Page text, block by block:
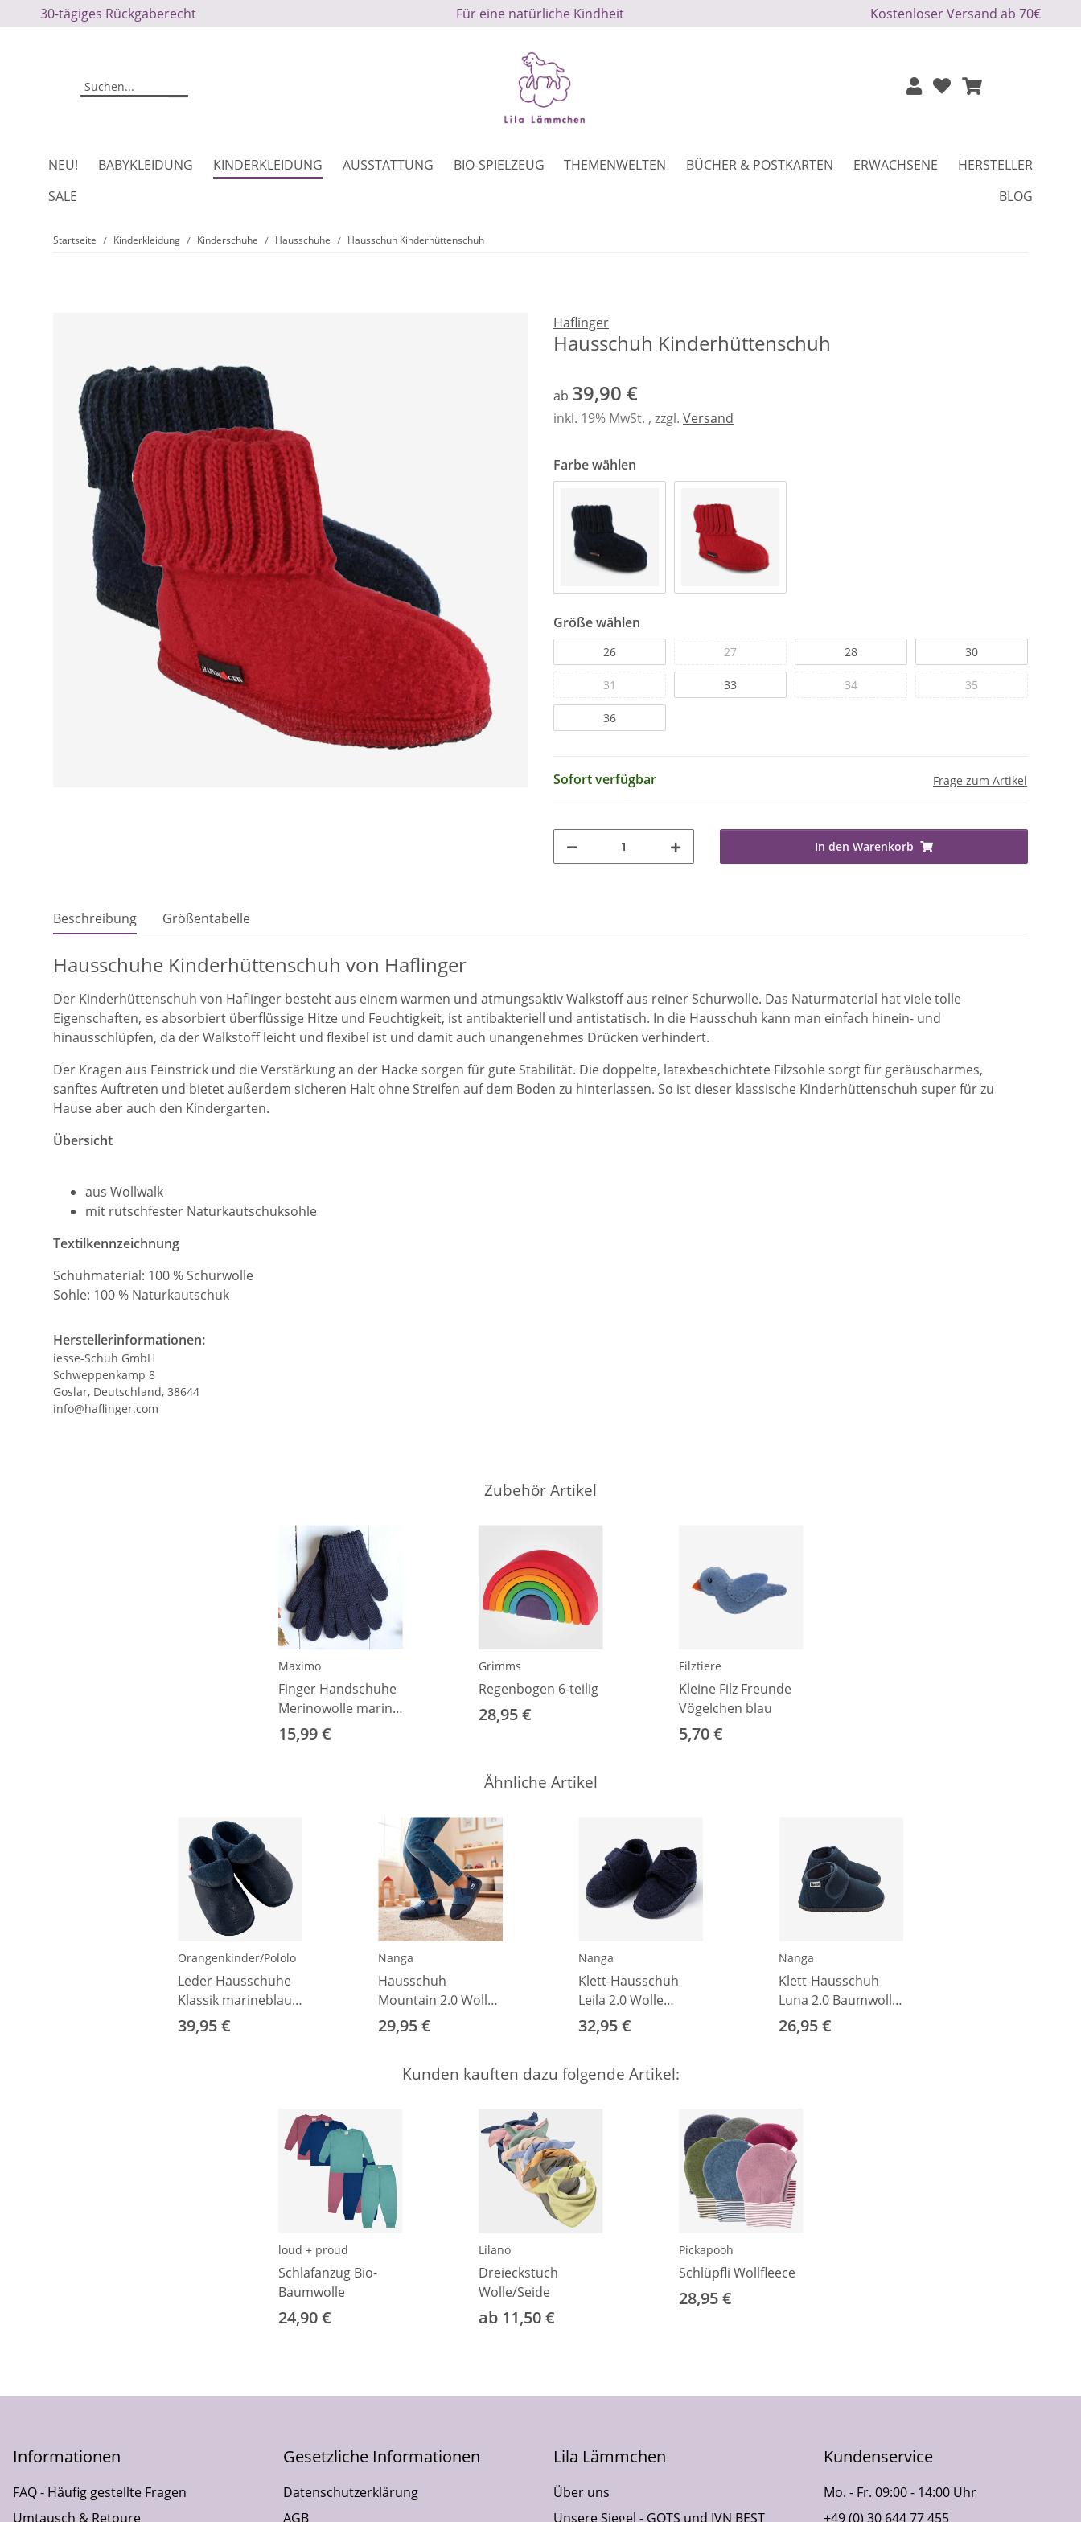
30-tägiges Rückgaberecht Für eine natürliche Kindheit Kostenloser Versand ab 70€
NEU! BABYKLEIDUNG KINDERKLEIDUNG AUSSTATTUNG BIO-SPIELZEUG THEMENWELTEN BÜCHER & POSTKARTEN ERWACHSENE
HERSTELLER
SALE
BLOG
Startseite Kinderkleidung Kinderschuhe Hausschuhe Hausschuh Kinderhüttenschuh
Haflinger
Hausschuh Kinderhüttenschuh
ab 39,90 €
inkl. 19% MwSt. , zzgl. Versand
Farbe wählen
Größe wählen
26 27 28 30
31 33 34 35
36
Sofort verfügbar Frage zum Artikel
In den Warenkorb
Beschreibung Größentabelle
Hausschuhe Kinderhüttenschuh von Haflinger
Der Kinderhüttenschuh von Haflinger besteht aus einem warmen und atmungsaktiv Walkstoff aus reiner Schurwolle. Das Naturmaterial hat viele tolle
Eigenschaften, es absorbiert überflüssige Hitze und Feuchtigkeit, ist antibakteriell und antistatisch. In die Hausschuh kann man einfach hinein- und
hinausschlüpfen, da der Walkstoff leicht und flexibel ist und damit auch unangenehmes Drücken verhindert.
Der Kragen aus Feinstrick und die Verstärkung an der Hacke sorgen für gute Stabilität. Die doppelte, latexbeschichtete Filzsohle sorgt für geräuscharmes,
sanftes Auftreten und bietet außerdem sicheren Halt ohne Streifen auf dem Boden zu hinterlassen. So ist dieser klassische Kinderhüttenschuh super für zu
Hause aber auch den Kindergarten.
Übersicht
aus Wollwalk
mit rutschfester Naturkautschuksohle
Textilkennzeichnung
Schuhmaterial: 100 % Schurwolle
Sohle: 100 % Naturkautschuk
Herstellerinformationen:
iesse-Schuh GmbH
Schweppenkamp 8
Goslar, Deutschland, 38644
info@haflinger.com
Zubehör Artikel
Maximo
Finger Handschuhe
Merinowolle marine
1 (1-2Jahre)
15,99 €
Grimms
Regenbogen 6-teilig
28,95 €
Filztiere
Kleine Filz Freunde
Vögelchen blau
5,70 €
Ähnliche Artikel
Orangenkinder/Pololo
Leder Hausschuhe
Klassik marineblau
18–19
39,95 €
Nanga
Hausschuh
Mountain 2.0 Wolle
dunkelblau 23
29,95 €
Nanga
Klett-Hausschuh
Leila 2.0 Wolle
dunkelblau 20
32,95 €
Nanga
Klett-Hausschuh
Luna 2.0 Baumwolle
dunkelblau 21
26,95 €
Kunden kauften dazu folgende Artikel:
loud + proud
Schlafanzug Bio-
Baumwolle
24,90 €
Lilano
Dreieckstuch
Wolle/Seide
ab 11,50 €
Pickapooh
Schlüpfli Wollfleece
28,95 €
Informationen
FAQ - Häufig gestellte Fragen
Umtausch & Retoure
Gesetzliche Informationen
Datenschutzerklärung
AGB
Lila Lämmchen
Über uns
Unsere Siegel - GOTS und IVN BEST
Kundenservice
Mo. - Fr. 09:00 - 14:00 Uhr
+49 (0) 30 644 77 455